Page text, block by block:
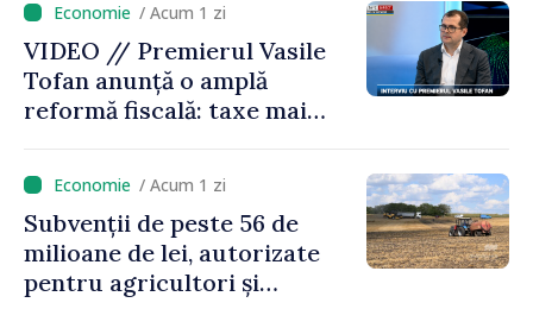
/ Acum 1 zi
VIDEO // Premierul Vasile
Tofan anunță o amplă
reformă fiscală: taxe mai
mari pentru bănci, tutun și
jocurile de noroc
/ Acum 1 zi
Subvenții de peste 56 de
milioane de lei, autorizate
pentru agricultori și